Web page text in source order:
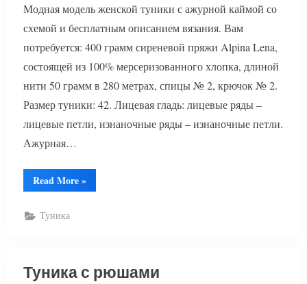
Модная модель женской туники с ажурной каймой со
схемой и бесплатным описанием вязания. Вам
потребуется: 400 грамм сиреневой пряжи Alpina Lena,
состоящей из 100% мерсеризованного хлопка, длиной
нити 50 грамм в 280 метрах, спицы № 2, крючок № 2.
Размер туники: 42. Лицевая гладь: лицевые ряды –
лицевые петли, изнаночные ряды – изнаночные петли.
Ажурная…
Read More“Туника
с
»
Туника
Туника с рюшами